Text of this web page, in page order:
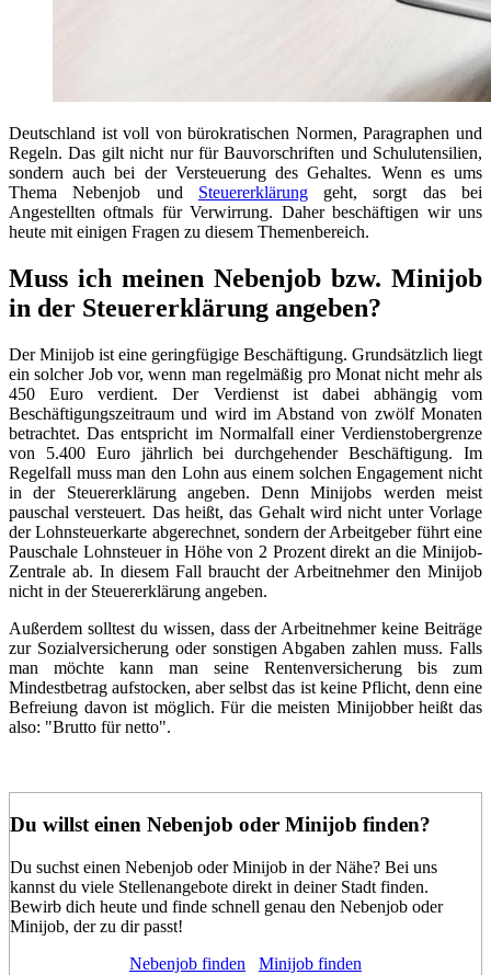
Deutschland ist voll von bürokratischen Normen, Paragraphen und
Regeln. Das gilt nicht nur für Bauvorschriften und Schulutensilien,
sondern auch bei der Versteuerung des Gehaltes. Wenn es ums
Thema Nebenjob und Steuererklärunggeht, sorgt das bei
Angestellten oftmals für Verwirrung. Daher beschäftigen wir uns
heute mit einigen Fragen zu diesem Themenbereich.
Muss ich meinen Nebenjob bzw. Minijob
in der Steuererklärung angeben?
Der Minijob ist eine geringfügige Beschäftigung. Grundsätzlich liegt
ein solcher Job vor, wenn man regelmäßig pro Monat nicht mehr als
450 Euro verdient. Der Verdienst ist dabei abhängig vom
Beschäftigungszeitraum und wird im Abstand von zwölf Monaten
betrachtet. Das entspricht im Normalfall einer Verdienstobergrenze
von 5.400 Euro jährlich bei durchgehender Beschäftigung. Im
Regelfall muss man den Lohn aus einem solchen Engagement nicht
in der Steuererklärung angeben. Denn Minijobs werden meist
pauschal versteuert. Das heißt, das Gehalt wird nicht unter Vorlage
der Lohnsteuerkarte abgerechnet, sondern der Arbeitgeber führt eine
Pauschale Lohnsteuer in Höhe von 2 Prozent direkt an die Minijob-
Zentrale ab. In diesem Fall braucht der Arbeitnehmer den Minijob
nicht in der Steuererklärung angeben.
Außerdem solltest du wissen, dass der Arbeitnehmer keine Beiträge
zur Sozialversicherung oder sonstigen Abgaben zahlen muss. Falls
man möchte kann man seine Rentenversicherung bis zum
Mindestbetrag aufstocken, aber selbst das ist keine Pflicht, denn eine
Befreiung davon ist möglich. Für die meisten Minijobber heißt das
also: "Brutto für netto".
Du willst einen Nebenjob oder Minijob finden?
Du suchst einen Nebenjob oder Minijob in der Nähe? Bei uns
kannst du viele Stellenangebote direkt in deiner Stadt finden.
Bewirb dich heute und finde schnell genau den Nebenjob oder
Minijob, der zu dir passt!
Nebenjob finden
Minijob finden